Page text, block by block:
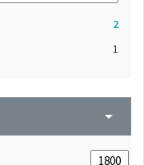
2
1
arrow_drop_down